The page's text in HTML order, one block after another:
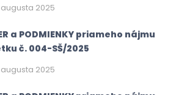
augusta 2025
a PODMIENKY priameho nájmu
č. 004-SŠ/2025
augusta 2025